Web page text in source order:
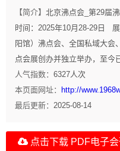
【简介】 北京沸点会_第29届
时间：2025年10月28-29日
阳馆）沸点会、全国私域大会
点会展创办并独立举办，至今
人气指数： 6327人次
本页面网址：
http://
最后更新： 2025-08-14
点击下载 PDF电子会